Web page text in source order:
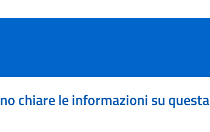
chiare le informazioni su questa